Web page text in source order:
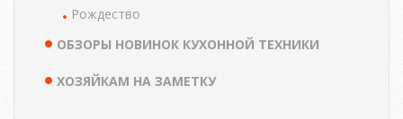
Рождество
ОБЗОРЫ НОВИНОК КУХОННОЙ ТЕХНИКИ
ХОЗЯЙКАМ НА ЗАМЕТКУ